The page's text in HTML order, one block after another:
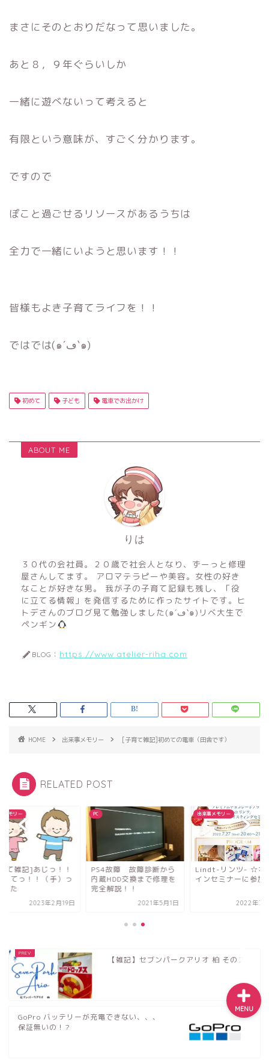
まさにそのとおりだなって思いました。
あと８，９年ぐらいしか
一緒に遊べないって考えると
有限という意味が、すごく分かります。
ですので
ぽこと過ごせるリソースがあるうちは
全力で一緒にいようと思います！！
皆様もよき子育てライフを！！
ではでは(๑´ڡ`๑)
初めて 子ども 電車でお出かけ
ABOUT ME
りは
３０代の会社員。２０歳で社会人となり、ずーっと修理
屋さんしてます。 アロマテラピーや美容。女性の好き
なことが好きな男。 我が子の子育て記録も残し、「役
に立てる情報」を発信するために作ったサイトです。ヒ
トデさんのブログ見て勉強しました(๑´ڡ`๑)リベ大生で
ペンギン
BLOG： https://www.atelier-riha.com
HOME 出来事メモリー [子育て雑記]初めての電車（田舎です）
RELATED POST
メモリー
て雑記]あじっ！！
）てっ！！（手）っ
った
2023年2月19日
PC
PS4故障 故障診断から
内蔵HDD交換まで修理を
完全解説！！
2021年5月1日
出来事メモリー
Lindt-リンツ- ☆オ
インセミナーに参
2022年7
【雑記】セブンパークアリオ 柏 その２
GoPro バッテリーが充電できない、、、
保証無いの！?
MENU
PS4故障 故障診断から内
解説！！
る？？｜赤ちゃんにも優し
【2026年最新】アルファー
ド40系フロアマットのおす
すめは？純正９万円vs社外
2万円を実際に買って比較レ
ビュー
すすめ！！上限額は？？分